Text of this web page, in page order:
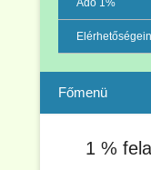
Adó 1%
Menu
1 %